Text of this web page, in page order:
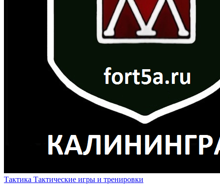
Тактика Тактические игры и тренировки